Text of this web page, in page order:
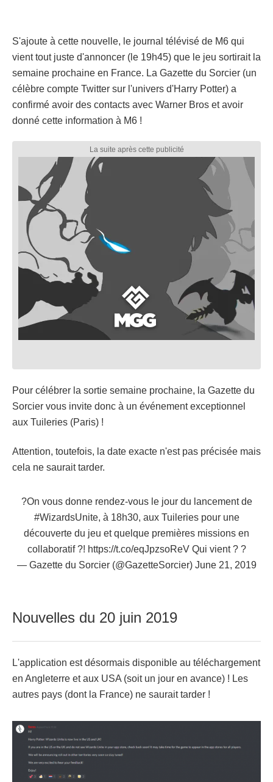
S'ajoute à cette nouvelle, le journal télévisé de M6 qui
vient tout juste d'annoncer (le 19h45) que le jeu sortirait la
semaine prochaine en France. La Gazette du Sorcier (un
célèbre compte Twitter sur l'univers d'Harry Potter) a
confirmé avoir des contacts avec Warner Bros et avoir
donné cette information à M6 !
Pour célébrer la sortie semaine prochaine, la Gazette du
Sorcier vous invite donc à un événement exceptionnel
aux Tuileries (Paris) !
Attention, toutefois, la date exacte n'est pas précisée mais
cela ne saurait tarder.
?On vous donne rendez-vous le jour du lancement de
#WizardsUnite, à 18h30, aux Tuileries pour une
découverte du jeu et quelque premières missions en
collaboratif ?! https://t.co/eqJpzsoReVQui vient ? ?
— Gazette du Sorcier (@GazetteSorcier) June 21, 2019
Nouvelles du 20 juin 2019
L'application est désormais disponible au téléchargement
en Angleterre et aux USA (soit un jour en avance) ! Les
autres pays (dont la France) ne saurait tarder !